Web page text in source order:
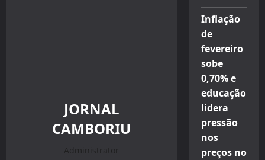
JORNAL
CAMBORIU
Administrator
Inflação
de
fevereiro
sobe
0,70% e
educação
lidera
pressão
nos
preços no